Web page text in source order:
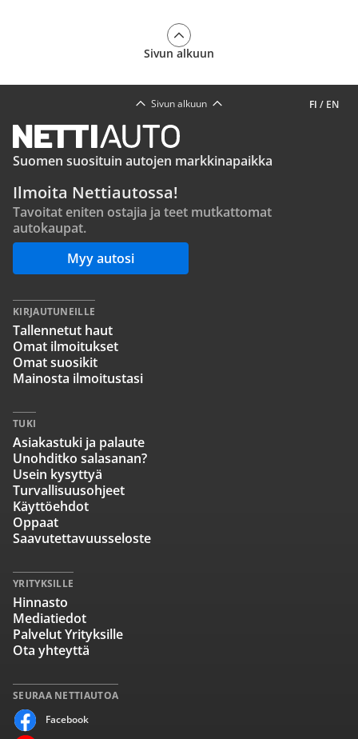
Sivun alkuun
FI / EN
Sivun alkuun
Suomen suosituin autojen markkinapaikka
Ilmoita Nettiautossa!
Tavoitat eniten ostajia ja teet mutkattomat
autokaupat.
Myy autosi
SEURAA NETTIAUTOA
Facebook
KIRJAUTUNEILLE
Tallennetut haut
Omat ilmoitukset
Omat suosikit
Mainosta ilmoitustasi
TUKI
Asiakastuki ja palaute
Unohditko salasanan?
Usein kysyttyä
Turvallisuusohjeet
Käyttöehdot
Oppaat
Saavutettavuusseloste
YRITYKSILLE
Hinnasto
Mediatiedot
Palvelut Yrityksille
Ota yhteyttä